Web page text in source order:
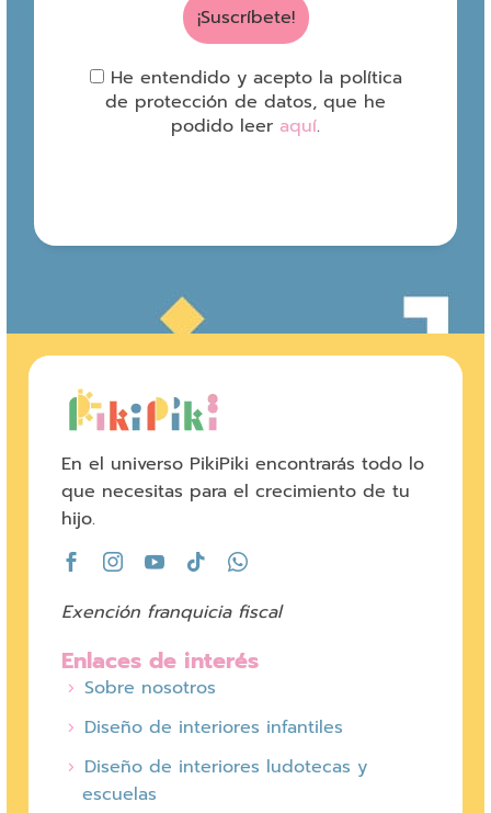
He entendido y acepto la política
de protección de datos, que he
podido leer aquí.
En el universo PikiPiki encontrarás todo lo
que necesitas para el crecimiento de tu
hijo.
Exención franquicia fiscal
Enlaces de interés
Sobre nosotros
Diseño de interiores infantiles
Diseño de interiores ludotecas y
escuelas